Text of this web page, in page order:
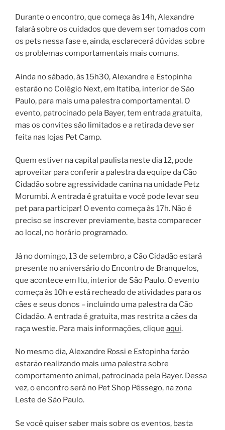
Durante o encontro, que começa às 14h, Alexandre
falará sobre os cuidados que devem ser tomados com
os pets nessa fase e, ainda, esclarecerá dúvidas sobre
os problemas comportamentais mais comuns.
Ainda no sábado, às 15h30, Alexandre e Estopinha
estarão no Colégio Next, em Itatiba, interior de São
Paulo, para mais uma palestra comportamental. O
evento, patrocinado pela Bayer, tem entrada gratuita,
mas os convites são limitados e a retirada deve ser
feita nas lojas Pet Camp.
Quem estiver na capital paulista neste dia 12, pode
aproveitar para conferir a palestra da equipe da Cão
Cidadão sobre agressividade canina na unidade Petz
Morumbi. A entrada é gratuita e você pode levar seu
pet para participar! O evento começa às 17h. Não é
preciso se inscrever previamente, basta comparecer
ao local, no horário programado.
Já no domingo, 13 de setembro, a Cão Cidadão estará
presente no aniversário do Encontro de Branquelos,
que acontece em Itu, interior de São Paulo. O evento
começa às 10h e está recheado de atividades para os
cães e seus donos – incluindo uma palestra da Cão
Cidadão. A entrada é gratuita, mas restrita a cães da
raça westie. Para mais informações, clique aqui.
No mesmo dia, Alexandre Rossi e Estopinha farão
estarão realizando mais uma palestra sobre
comportamento animal, patrocinada pela Bayer. Dessa
vez, o encontro será no Pet Shop Pêssego, na zona
Leste de São Paulo.
Se você quiser saber mais sobre os eventos, basta